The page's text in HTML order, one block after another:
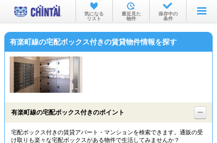
お部屋を探す
沿線・駅から
物件特集から
気になる
リスト
最近見た
物件
保存中の
条件
有楽町線の宅配ボックス付きの賃貸物件情報を探す
有楽町線の宅配ボックス付きのポイント
宅配ボックス付きの賃貸アパート・マンションを検索できます。通販の受
け取りも楽々な宅配ボックスがある物件で生活してみませんか？